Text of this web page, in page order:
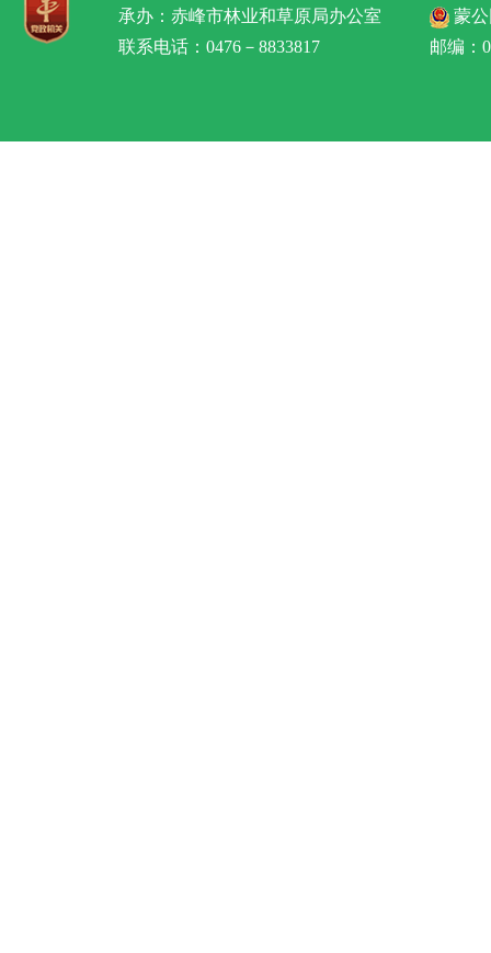
承办：赤峰市林业和草原局办公室
联系电话：0476－8833817
蒙公
邮编：